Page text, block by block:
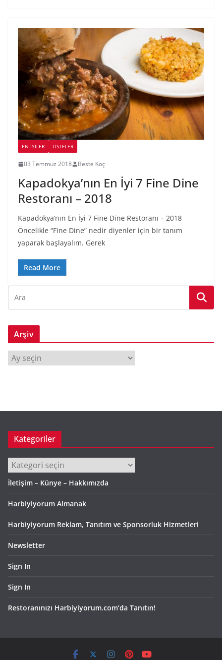
EN İYILER LİSTELER
03 Temmuz 2018 Beste Koç
Kapadokya’nın En İyi 7 Fine Dine
Restoranı – 2018
Kapadokya’nın En İyi 7 Fine Dine Restoranı – 2018
Öncelikle “Fine Dine” nedir diyenler için bir tanım
yaparak başlayalım. Gerek
Read More
Arşiv
r
Kategoriler
Kategoriler
İletişim – Künye – Hakkımızda
Harbiyiyorum Almanak
Harbiyiyorum Reklam, Tanıtım ve Sponsorluk Hizmetleri
Newsletter
Sign In
Sign In
Restoranınızı Harbiyiyorum.com’da Tanıtın!